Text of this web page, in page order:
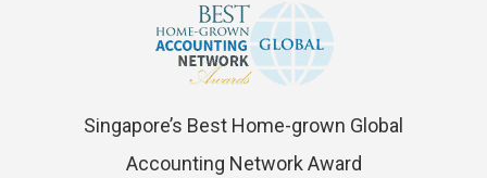
Singapore’s Best Home-grown Global
Accounting Network Award